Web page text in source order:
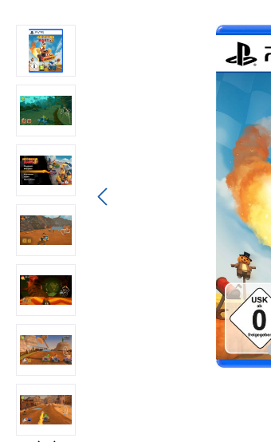
Bildergalerie überspringen